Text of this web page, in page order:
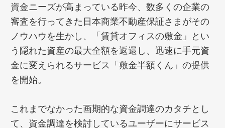
資金ニーズが高まっている昨今、数多くの企業の
審査を行ってきた日本商業不動産保証さまがその
ノウハウを生かし、「賃貸オフィスの敷金」とい
う隠れた資産の最大全額を返還し、迅速に手元資
金に変えられるサービス「敷金半額くん」の提供
を開始。
これまでなかった画期的な資金調達のカタチとし
て、資金調達を検討しているユーザーにサービス